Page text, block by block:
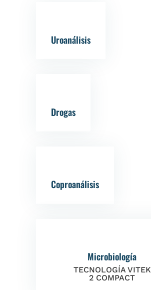
Uroanálisis
Drogas
Coproanálisis
Microbiología
TECNOLOGÍA VITEK
2 COMPACT